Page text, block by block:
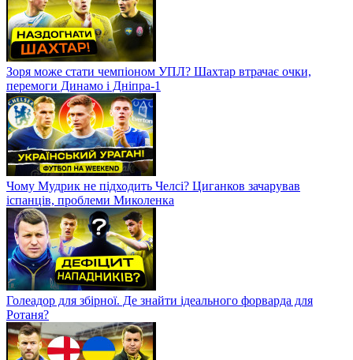
Зоря може стати чемпіоном УПЛ? Шахтар втрачає очки,
перемоги Динамо і Дніпра-1
Чому Мудрик не підходить Челсі? Циганков зачарував
іспанців, проблеми Миколенка
Голеадор для збірної. Де знайти ідеального форварда для
Ротаня?